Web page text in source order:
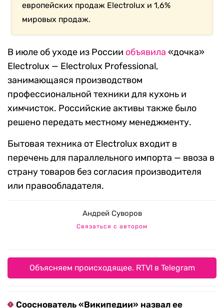
европейских продаж Electrolux и 1,6%
мировых продаж.
В июле об уходе из России объявила «дочка»
Electrolux — Electrolux Professional,
занимающаяся производством
профессиональной техники для кухонь и
химчисток. Российские активы также было
решено передать местному менеджменту.
Бытовая техника от Electrolux входит в
перечень для параллельного импорта — ввоза в
страну товаров без согласия производителя
или правообладателя.
Андрей Суворов
Связаться с автором
Объясняем происходящее. RTVI в Telegram
Сооснователь «Википедии» назвал ее